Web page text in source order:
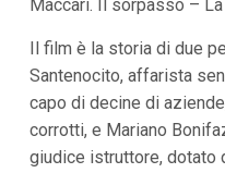
a
M
n
ù
r
i
Maccari. Il sorpasso –
Il film è la storia di due
Santenocito, affarista
capo di decine di
corrotti, e Mariano
giudice istruttore, dotato